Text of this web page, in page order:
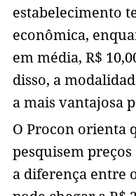
estabelecimento
econômica,
em média, R$
disso, a
a mais vantajosa
O Procon orienta
pesquisem
a diferença entre